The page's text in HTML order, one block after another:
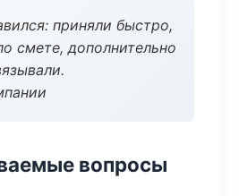
приняли быстро,
смете, дополнительно
вопросы